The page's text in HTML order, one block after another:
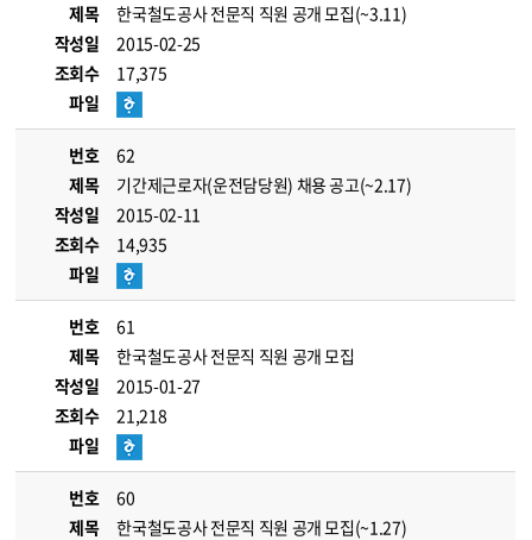
제목
한국철도공사 전문직 직원 공개 모집(~3.11)
작성일
2015-02-25
조회수
17,375
파일
번호
62
제목
기간제근로자(운전담당원) 채용 공고(~2.17)
작성일
2015-02-11
조회수
14,935
파일
번호
61
제목
한국철도공사 전문직 직원 공개 모집
작성일
2015-01-27
조회수
21,218
파일
번호
60
제목
한국철도공사 전문직 직원 공개 모집(~1.27)